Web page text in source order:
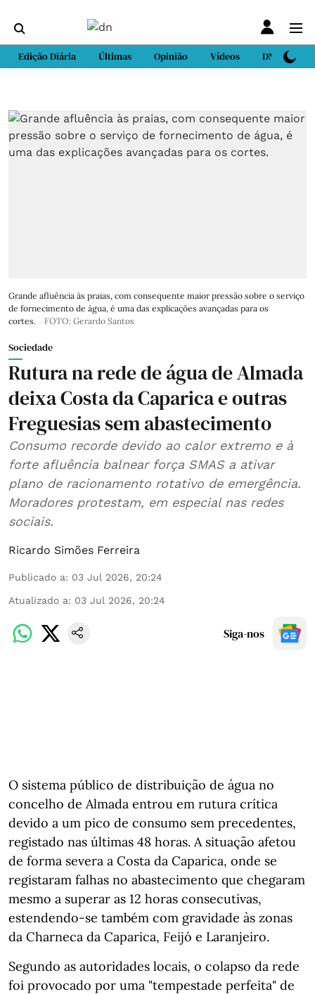
Edição Diária Últimas Opinião Vídeos DN Sport
Grande afluência às praias, com consequente maior pressão sobre o serviço
de fornecimento de água, é uma das explicações avançadas para os
cortes.
FOTO: Gerardo Santos
Sociedade
Rutura na rede de água de Almada
deixa Costa da Caparica e outras
Freguesias sem abastecimento
Consumo recorde devido ao calor extremo e à
forte afluência balnear força SMAS a ativar
plano de racionamento rotativo de emergência.
Moradores protestam, em especial nas redes
sociais.
Ricardo Simões Ferreira
Publicado a: 03 Jul 2026, 20:24
Atualizado a: 03 Jul 2026, 20:24
Siga-nos
O sistema público de distribuição de água no
concelho de Almada entrou em rutura crítica
devido a um pico de consumo sem precedentes,
registado nas últimas 48 horas. A situação afetou
de forma severa a Costa da Caparica, onde se
registaram falhas no abastecimento que chegaram
mesmo a superar as 12 horas consecutivas,
estendendo-se também com gravidade às zonas
da Charneca da Caparica, Feijó e Laranjeiro.
Segundo as autoridades locais, o colapso da rede
foi provocado por uma "tempestade perfeita" de